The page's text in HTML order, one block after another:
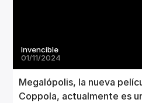
Invencible
01/11/2024
Megalópolis, la nueva
Coppola, actualmente es